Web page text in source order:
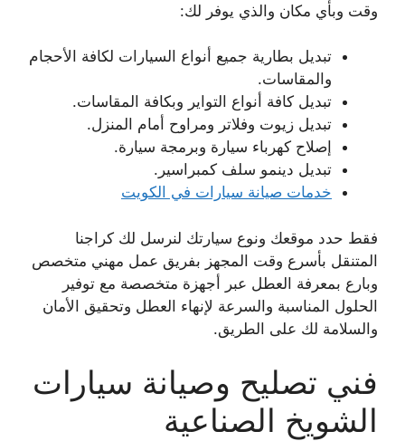
وقت وبأي مكان والذي يوفر لك:
تبديل بطارية جميع أنواع السيارات لكافة الأحجام
والمقاسات.
تبديل كافة أنواع التواير وبكافة المقاسات.
تبديل زيوت وفلاتر ومراوح أمام المنزل.
إصلاح كهرباء سيارة وبرمجة سيارة.
تبديل دينمو سلف كمبراسير.
خدمات صيانة سيارات في الكويت
فقط حدد موقعك ونوع سيارتك لنرسل لك كراجنا
المتنقل بأسرع وقت المجهز بفريق عمل مهني متخصص
وبارع بمعرفة العطل عبر أجهزة متخصصة مع توفير
الحلول المناسبة والسرعة لإنهاء العطل وتحقيق الأمان
والسلامة لك على الطريق.
فني تصليح وصيانة سيارات
الشويخ الصناعية